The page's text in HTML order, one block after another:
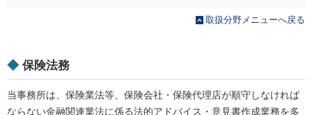
取扱分野メニューへ戻る
◆ 保険法務
当事務所は、保険業法等、保険会社・保険代理店が順守しなければ
ならない金融関連業法に係る法的アドバイス・意見書作成業務を多